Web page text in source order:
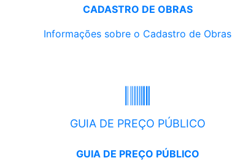
CADASTRO DE OBRAS
Informações sobre o Cadastro de Obras
GUIA DE PREÇO PÚBLICO
GUIA DE PREÇO PÚBLICO